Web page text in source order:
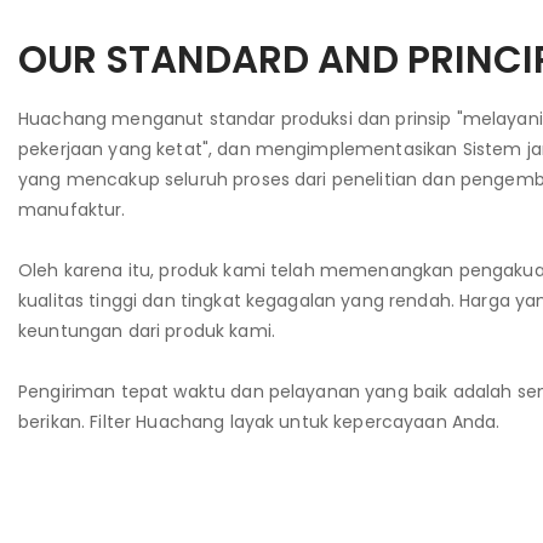
OUR STANDARD AND
Huachang menganut standar produksi dan prinsip
pekerjaan yang ketat", dan mengimplementasikan Sistem
yang mencakup seluruh proses dari penelitian dan
manufaktur.
Oleh karena itu, produk kami telah memenangkan
kualitas tinggi dan tingkat kegagalan yang rendah. Harga
keuntungan dari produk kami.
Pengiriman tepat waktu dan pelayanan yang baik adalah
berikan. Filter Huachang layak untuk kepercayaan Anda.